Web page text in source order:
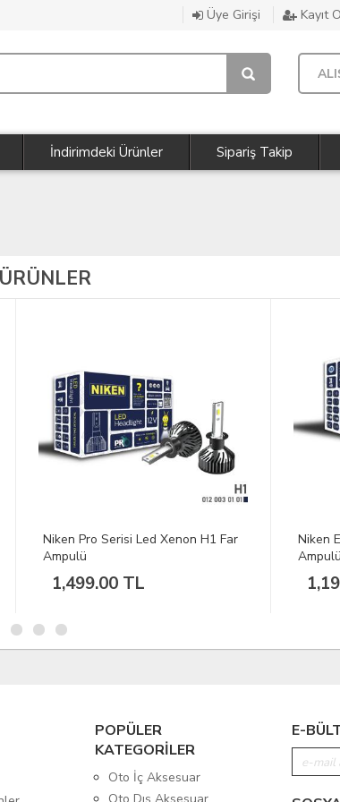
Üye Girişi Kayıt
İndirimdeki Ürünler Sipariş Takip
Niken Eco Serisi Led Xenon H7 Far
Ampulü
1,199.00 TL
Niken
Far
POPÜLER
KATEGORİLER
Oto İç Aksesuar
E-